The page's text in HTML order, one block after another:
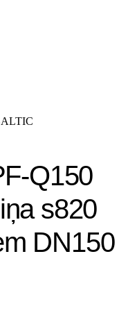
Q150
s820
DN150